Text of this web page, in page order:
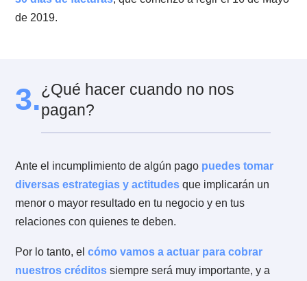
quedarán con la incertidumbre en caso de una
Asegurar un título ejecutivo es una suerte de
preventiva muy importante que te dará varias
documentar.
Mi recomendación es que elijas el documento o título
que te entregue más seguridad. Una cobranza
es algo que podría llegar en cualquier momento y lo
ideal es que el proceso de cobro sea fácil y rápido.